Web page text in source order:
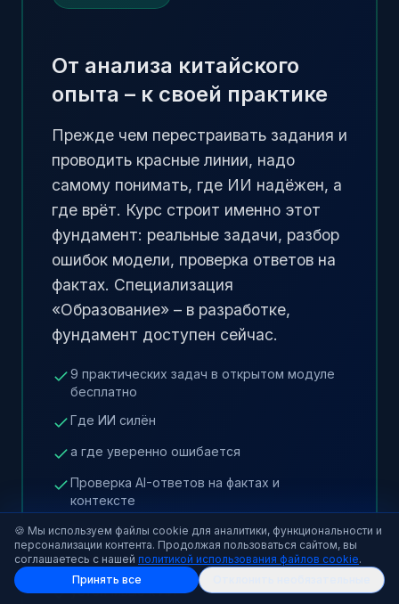
От анализа китайского
опыта – к своей практике
Прежде чем перестраивать задания и
проводить красные линии, надо
самому понимать, где ИИ надёжен, а
где врёт. Курс строит именно этот
фундамент: реальные задачи, разбор
ошибок модели, проверка ответов на
фактах. Специализация
«Образование» – в разработке,
фундамент доступен сейчас.
9 практических задач в открытом модуле
бесплатно
Где ИИ силён
а где уверенно ошибается
Проверка AI-ответов на фактах и
контексте
Основа
чтобы строить задания
устойчивые к ИИ
🍪 Мы используем файлы cookie для аналитики, функциональности и
персонализации контента. Продолжая пользоваться сайтом, вы
соглашаетесь с нашей политикой использования файлов cookie.
Принять все